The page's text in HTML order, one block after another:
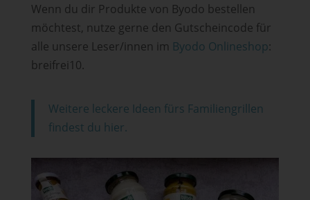
Wenn du dir Produkte von Byodo bestellen
möchtest, nutze gerne den Gutscheincode für
alle unsere Leser/innen im Byodo Onlineshop:
breifrei10.
Weitere leckere Ideen fürs Familiengrillen
findest du hier.